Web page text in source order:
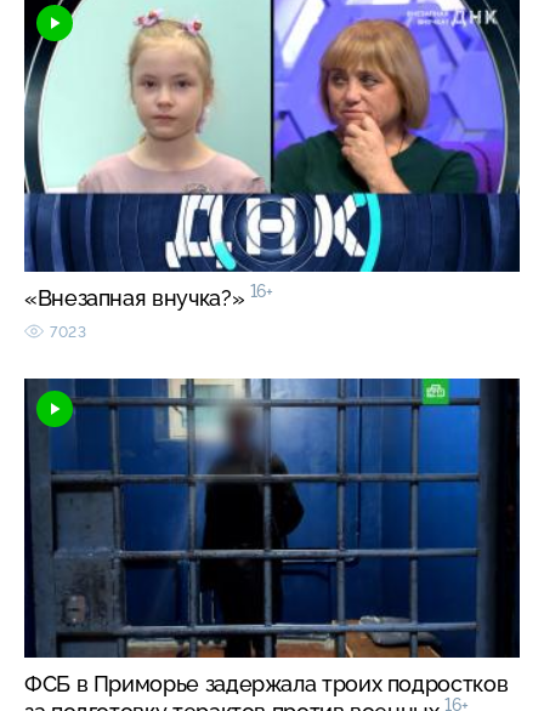
«Внезапная внучка?» 16+
7023
ФСБ в Приморье задержала троих подростков
16+